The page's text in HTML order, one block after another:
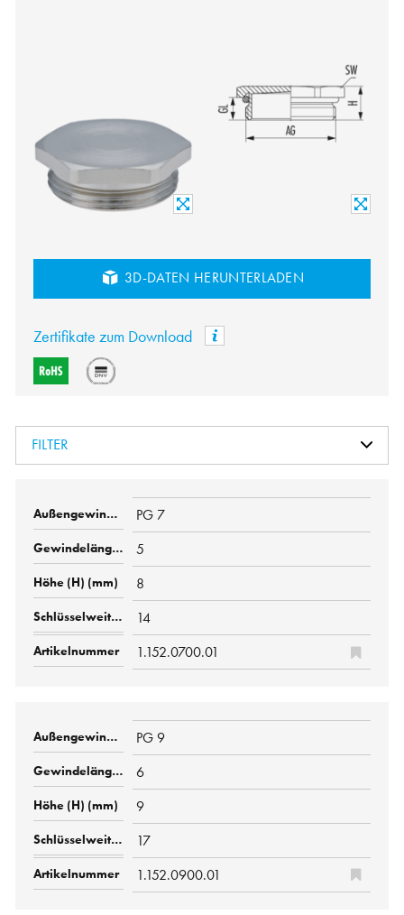
3D-DATEN HERUNTERLADEN
Zertifikate zum Download
FILTER
PG 7
5
8
14
1.152.0700.01
PG 9
6
9
17
1.152.0900.01